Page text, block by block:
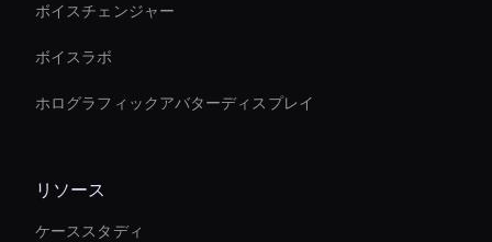
ボイスチェンジャー
ボイスラボ
ホログラフィックアバターディスプレイ
リソース
ケーススタディ